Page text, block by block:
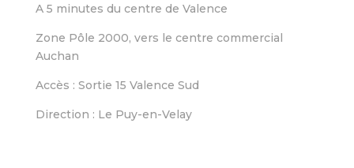
A 5 minutes du centre de Valence
Zone Pôle 2000, vers le centre commercial
Auchan
Accès : Sortie 15 Valence Sud
Direction : Le Puy-en-Velay